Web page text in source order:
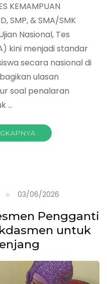
KEMAMPUAN
SMP, & SMA/SMK
Nasional, Tes
kini menjadi standar
secara nasional di
ulasan
soal penalaran
…
03/06/2026
Pengganti
untuk